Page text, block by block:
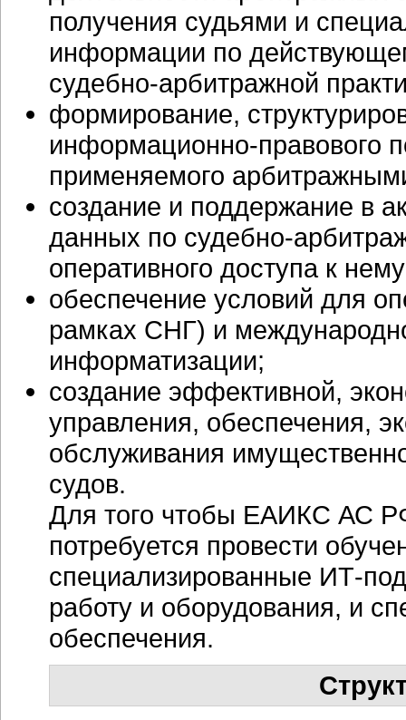
получения судьями и
информации по
судебно-арбитражной
формирование,
информационно-правового
применяемого
создание и поддержание в
данных по судебно-
оперативного доступа к
обеспечение условий для
рамках СНГ) и
информатизации;
создание эффективной,
управления, обеспечения,
обслуживания
судов.
Для того чтобы ЕАИКС АС
потребуется провести
специализированные ИТ-
работу и оборудования, и
обеспечения.